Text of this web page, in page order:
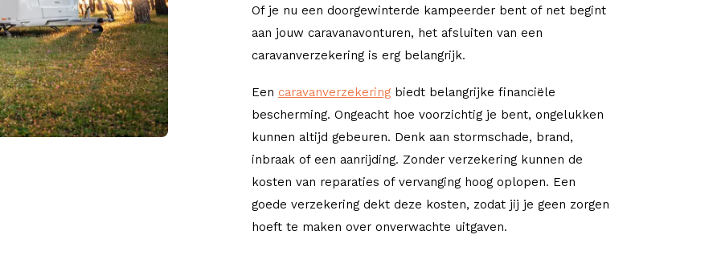
Of je nu een doorgewinterde kampeerder bent of net begint
aan jouw caravanavonturen, het afsluiten van een
caravanverzekering is erg belangrijk.
Een caravanverzekering biedt belangrijke financiële
bescherming. Ongeacht hoe voorzichtig je bent, ongelukken
kunnen altijd gebeuren. Denk aan stormschade, brand,
inbraak of een aanrijding. Zonder verzekering kunnen de
kosten van reparaties of vervanging hoog oplopen. Een
goede verzekering dekt deze kosten, zodat jij je geen zorgen
hoeft te maken over onverwachte uitgaven.